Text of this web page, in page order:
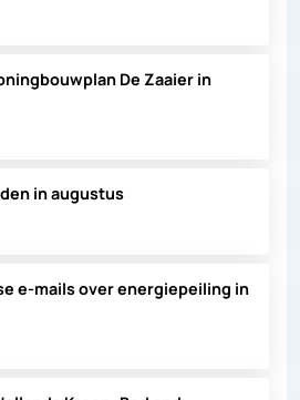
De Zaaier in
in augustus
e-mails over energiepeiling in